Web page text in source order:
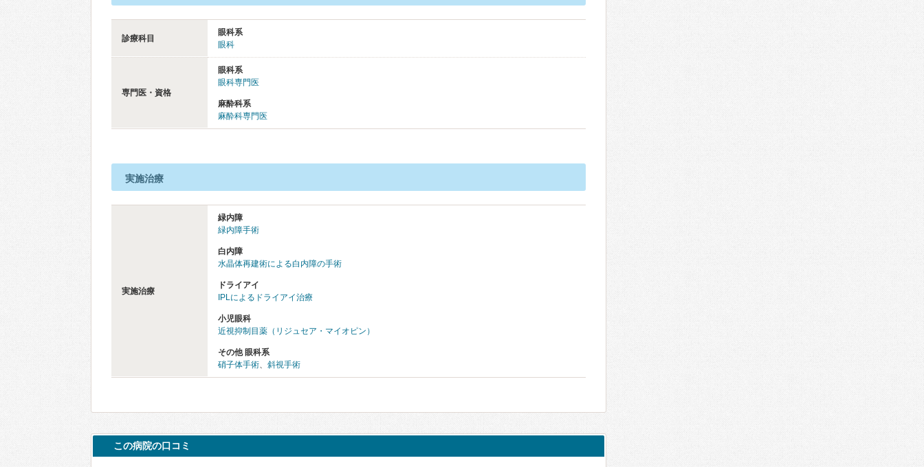
診療科目
眼科系
眼科
専門医・資格
眼科系
眼科専門医
麻酔科系
麻酔科専門医
実施治療
実施治療
緑内障
緑内障手術
白内障
水晶体再建術による白内障の手術
ドライアイ
IPLによるドライアイ治療
小児眼科
近視抑制目薬（リジュセア・マイオピン）
その他 眼科系
硝子体手術、 斜視手術
この病院の口コミ